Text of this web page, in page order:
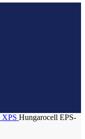
XPS Hungarocell EPS-